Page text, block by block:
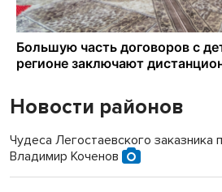
Новости районов
Чудеса Легостаевского заказника
Владимир Коченов